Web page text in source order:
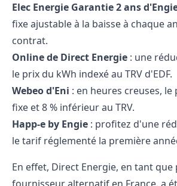
Elec Energie Garantie 2 ans
fixe ajustable à la baisse à chaque
contrat.
Online de Direct Energie : une
le prix du kWh indexé au TRV d'EDF.
Webeo d'Eni : en heures creuses,
fixe et 8 % inférieur au TRV.
Happ-e by Engie : profitez d'une
le tarif réglementé la première
En effet, Direct Energie, en tant